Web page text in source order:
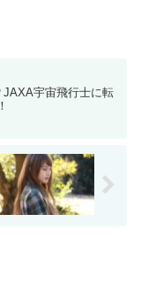
宇宙飛行士に転